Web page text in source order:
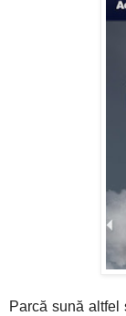
Parcă sună altfel